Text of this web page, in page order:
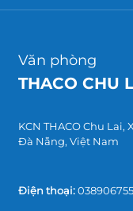
Văn phòng
THACO CHU
KCN THACO Chu Lai,
Đà Nẵng, Việt Nam
Điện thoại: